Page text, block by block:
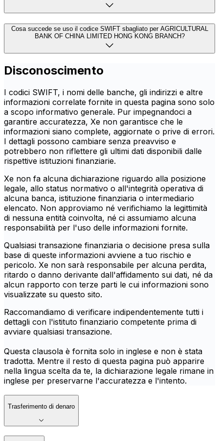
Cosa succede se uso il codice SWIFT sbagliato per AGRICULTURAL
BANK OF CHINA LIMITED HONG KONG BRANCH?
Disconoscimento
I codici SWIFT, i nomi delle banche, gli indirizzi e altre
informazioni correlate fornite in questa pagina sono solo
a scopo informativo generale. Pur impegnandoci a
garantire accuratezza, Xe non garantisce che le
informazioni siano complete, aggiornate o prive di errori.
I dettagli possono cambiare senza preavviso e
potrebbero non riflettere gli ultimi dati disponibili dalle
rispettive istituzioni finanziarie.
Xe non fa alcuna dichiarazione riguardo alla posizione
legale, allo status normativo o all'integrità operativa di
alcuna banca, istituzione finanziaria o intermediario
elencato. Non approviamo né verifichiamo la legittimità
di nessuna entità coinvolta, né ci assumiamo alcuna
responsabilità per l'uso delle informazioni fornite.
Qualsiasi transazione finanziaria o decisione presa sulla
base di queste informazioni avviene a tuo rischio e
pericolo. Xe non sarà responsabile per alcuna perdita,
ritardo o danno derivante dall'affidamento sui dati, né da
alcun rapporto con terze parti le cui informazioni sono
visualizzate su questo sito.
Raccomandiamo di verificare indipendentemente tutti i
dettagli con l'istituto finanziario competente prima di
avviare qualsiasi transazione.
Questa clausola è fornita solo in inglese e non è stata
tradotta. Mentre il resto di questa pagina può apparire
nella lingua scelta da te, la dichiarazione legale rimane in
inglese per preservarne l'accuratezza e l'intento.
Trasferimento di denaro